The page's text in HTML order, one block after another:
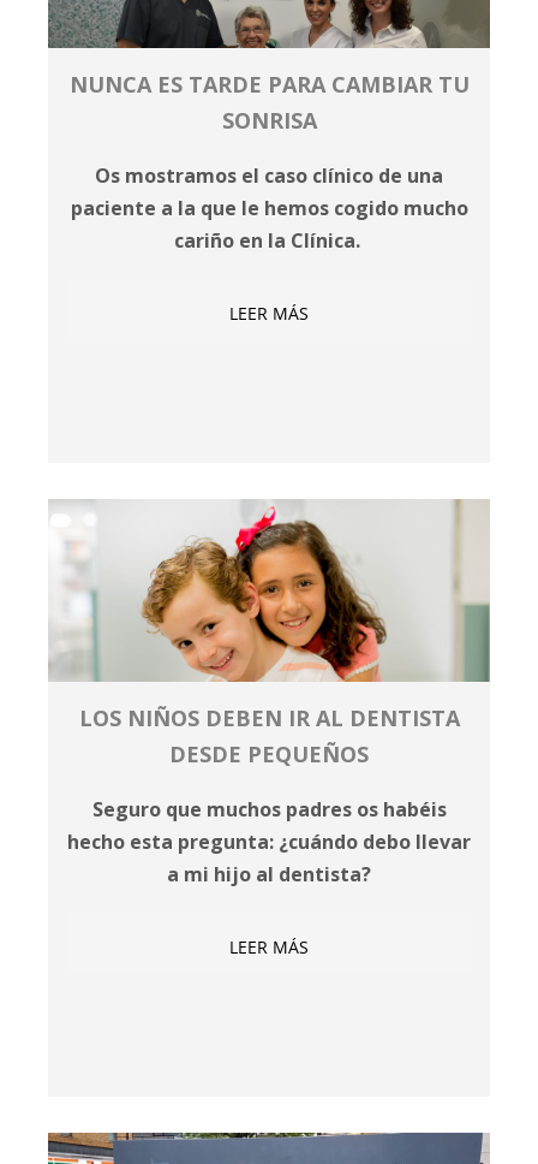
NUNCA ES TARDE PARA CAMBIAR TU
SONRISA
Os mostramos el caso clínico de una
paciente a la que le hemos cogido mucho
cariño en la Clínica.
LEER MÁS
LOS NIÑOS DEBEN IR AL DENTISTA
DESDE PEQUEÑOS
Seguro que muchos padres os habéis
hecho esta pregunta: ¿cuándo debo llevar
a mi hijo al dentista?
LEER MÁS